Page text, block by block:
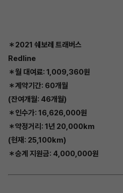
＊2021 쉐보레 트래버스
Redline
＊월 대여료: 1,009,360원
＊계약기간: 60개월
(잔여개월: 46개월)
＊인수가: 16,626,000원
＊약정거리: 1년 20,000km
(현재: 25,100km)
＊승계 지원금: 4,000,000원